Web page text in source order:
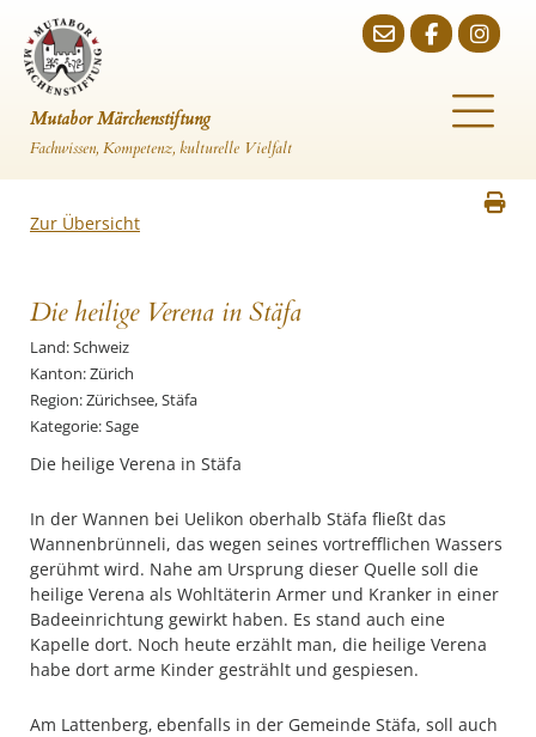
Mutabor Märchenstiftung
Fachwissen, Kompetenz, kulturelle Vielfalt
Zur Übersicht
Die heilige Verena in Stäfa
Land: Schweiz
Kanton: Zürich
Region: Zürichsee, Stäfa
Kategorie: Sage
Die heilige Verena in Stäfa
In der Wannen bei Uelikon oberhalb Stäfa fließt das
Wannenbrünneli, das wegen seines vortrefflichen Wassers
gerühmt wird. Nahe am Ursprung dieser Quelle soll die
heilige Verena als Wohltäterin Armer und Kranker in einer
Badeeinrichtung gewirkt haben. Es stand auch eine
Kapelle dort. Noch heute erzählt man, die heilige Verena
habe dort arme Kinder gestrählt und gespiesen.
Am Lattenberg‚ ebenfalls in der Gemeinde Stäfa, soll auch